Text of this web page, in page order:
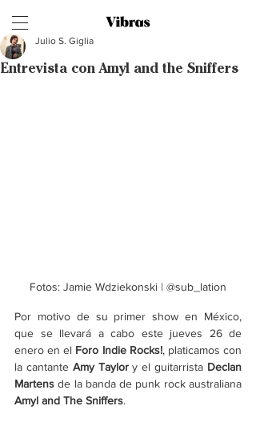
Entrevista con Amyl and the Sniffers
Julio S. Giglia
Fotos: Jamie Wdziekonski | @sub_lation
Por motivo de su primer show en México,
que se llevará a cabo este jueves 26 de
enero en el Foro Indie Rocks!, platicamos con
la cantante Amy Taylor y el guitarrista Declan
Martens
Amyl and The Sniffers.